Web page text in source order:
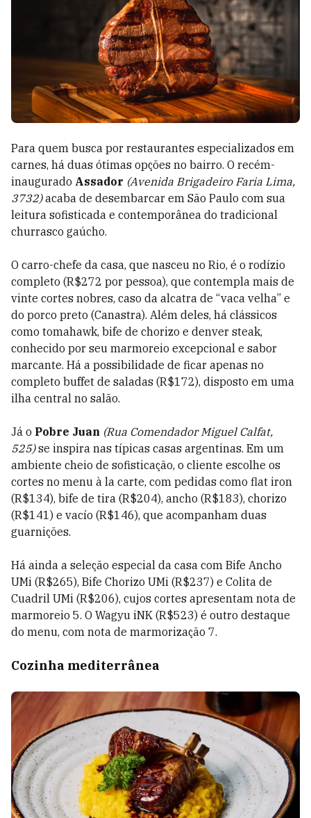
Para quem busca por restaurantes especializados em
carnes, há duas ótimas opções no bairro. O recém-
inaugurado Assador (Avenida Brigadeiro Faria Lima,
3732)acaba de desembarcar em São Paulo com sua
leitura sofisticada e contemporânea do tradicional
churrasco gaúcho.
O carro-chefe da casa, que nasceu no Rio, é o rodízio
completo (R$272 por pessoa), que contempla mais de
vinte cortes nobres, caso da alcatra de “vaca velha” e
do porco preto (Canastra). Além deles, há clássicos
como tomahawk, bife de chorizo e denver steak,
conhecido por seu marmoreio excepcional e sabor
marcante. Há a possibilidade de ficar apenas no
completo buffet de saladas (R$172), disposto em uma
ilha central no salão.
Já o Pobre Juan (Rua Comendador Miguel Calfat,
525)se inspira nas típicas casas argentinas. Em um
ambiente cheio de sofisticação, o cliente escolhe os
cortes no menu à la carte, com pedidas como flat iron
(R$134), bife de tira (R$204), ancho (R$183), chorizo
(R$141) e vacío (R$146), que acompanham duas
guarnições.
Há ainda a seleção especial da casa com Bife Ancho
UMi (R$265), Bife Chorizo UMi (R$237) e Colita de
Cuadril UMi (R$206), cujos cortes apresentam nota de
marmoreio 5. O Wagyu iNK (R$523) é outro destaque
do menu, com nota de marmorização 7.
Cozinha mediterrânea